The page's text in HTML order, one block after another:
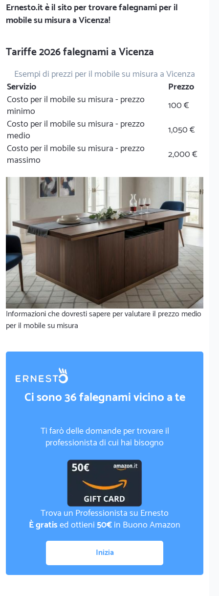
Ernesto.itè il sito per trovare falegnami per il
mobile su misura a Vicenza!
Tariffe 2026 falegnami a Vicenza
Esempi di prezzi per il mobile su misura a Vicenza
Servizio
Prezzo
Costo per il mobile su misura - prezzo
minimo
100 €
Costo per il mobile su misura - prezzo
medio
1,050 €
Costo per il mobile su misura - prezzo
massimo
2,000 €
Informazioni che dovresti sapere per valutare il prezzo medio
per il mobile su misura
Ci sono 36 falegnami vicino a te
Ti farò delle domande per trovare il
professionista di cui hai bisogno
Trova un Professionista su Ernesto
È gratised ottieni50€in Buono Amazon
Inizia